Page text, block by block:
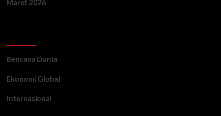
Maret 2026
Bencana Dunia
Ekonomi Global
Internasional